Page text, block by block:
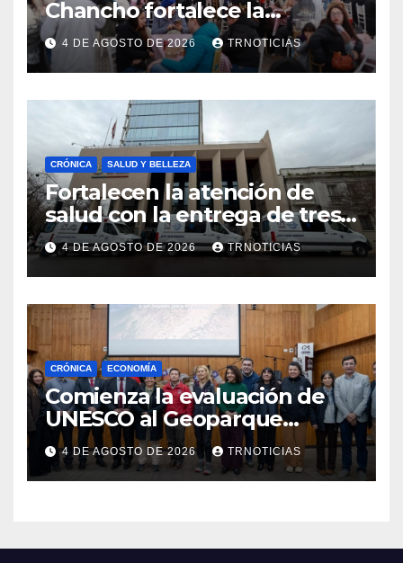
Chancho fortalece la
economía local con positivo
impacto en la hotelería y el
emprendimiento
4 DE AGOSTO DE 2026 TRNOTICIAS
CRÓNICA SALUD Y BELLEZA
Fortalecen la atención de
salud con la entrega de tres
nuevas ambulancias para
Cauquenes y Sagrada Familia
4 DE AGOSTO DE 2026 TRNOTICIAS
CRÓNICA ECONOMÍA
Comienza la evaluación de
UNESCO al Geoparque
Aspirante Pillanmapu en el
Maule
4 DE AGOSTO DE 2026 TRNOTICIAS